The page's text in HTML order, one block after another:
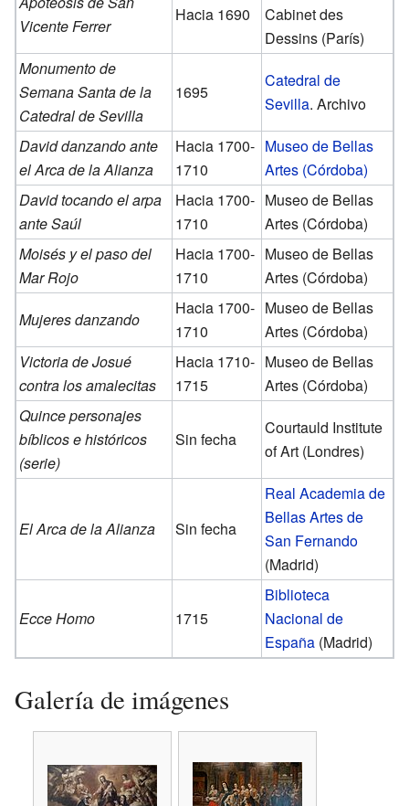
Vicente Ferrer
Hacia 1690
Cabinet des
Dessins (París)
Monumento de
Semana Santa de la
Catedral de Sevilla
1695
Catedral de
Sevilla. Archivo
David danzando ante
el Arca de la Alianza
Hacia 1700-
1710
Museo de Bellas
Artes (Córdoba)
David tocando el arpa
ante Saúl
Hacia 1700-
1710
Museo de Bellas
Artes (Córdoba)
Moisés y el paso del
Mar Rojo
Hacia 1700-
1710
Museo de Bellas
Artes (Córdoba)
Mujeres danzando
Hacia 1700-
1710
Museo de Bellas
Artes (Córdoba)
Victoria de Josué
contra los amalecitas
Hacia 1710-
1715
Museo de Bellas
Artes (Córdoba)
Quince personajes
bíblicos e históricos
(serie)
Sin fecha
Courtauld Institute
of Art (Londres)
El Arca de la Alianza Sin fecha
Real Academia de
Bellas Artes de
San Fernando
(Madrid)
Ecce Homo 1715
Biblioteca
Nacional de
España (Madrid)
Galería de imágenes